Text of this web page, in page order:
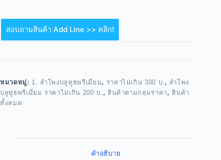
สอบถามสินค้า Add Line >> คลิก!
หมวดหมู่: 1. ลำโพงบลูทูธพรีเมี่ยม, ราคาไม่เกิน 300 บ. , ลำโพง
บลูทูธพรีเมี่ยม ราคาไม่เกิน 200 บ. , สินค้าตามกลุ่มราคา , สินค้า
ทั้งหมด
คำอธิบาย